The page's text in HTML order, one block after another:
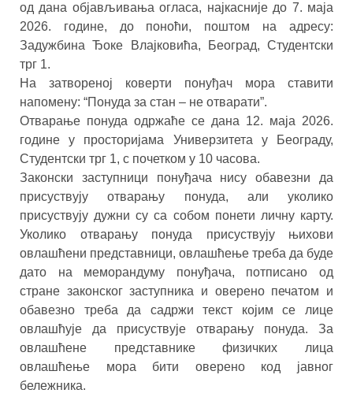
од дана објављивања огласа, најкасније до 7. маја
2026. године, до поноћи, поштом на адресу:
Задужбина Ђоке Влајковића, Београд, Студентски
трг 1.
На затвореној коверти понуђач мора ставити
напомену: “Понуда за стан – не отварати”.
Отварање понуда одржаће се дана 12. маја 2026.
године у просторијама Универзитета у Београду,
Студентски трг 1, с почетком у 10 часова.
Законски заступници понуђача нису обавезни да
присуствују отварању понуда, али уколико
присуствују дужни су са собом понети личну карту.
Уколико отварању понуда присуствују њихови
овлашћени представници, овлашћење треба да буде
дато на меморандуму понуђача, потписано од
стране законског заступника и оверено печатом и
обавезно треба да садржи текст којим се лице
овлашћује да присуствује отварању понуда. За
овлашћене представнике физичких лица
овлашћење мора бити оверено код јавног
бележника.